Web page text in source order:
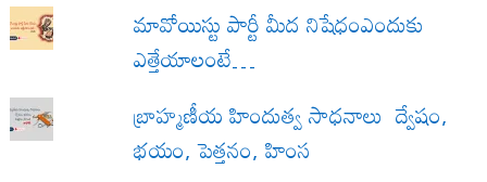
మావోయిస్టు పార్టీ మీద నిషేధంఎందుకు
ఎత్తేయాలంటే…
బ్రాహ్మణీయ హిందుత్వ సాధనాలు ద్వేషం,
భయం, పెత్తనం, హింస